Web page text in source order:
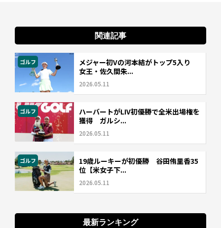
関連記事
ゴルフ
メジャー初Vの河本結がトップ5入り
女王・佐久間朱...
2026.05.11
ゴルフ
ハーバートがLIV初優勝で全米出場権を
獲得 ガルシ...
2026.05.11
ゴルフ
19歳ルーキーが初優勝 谷田侑里香35
位【米女子下...
2026.05.11
最新ランキング